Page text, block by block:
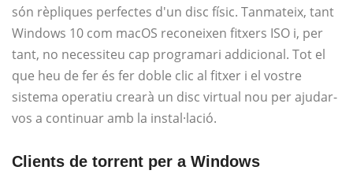
són rèpliques perfectes d'un disc físic. Tanmateix, tant
Windows 10 com macOS reconeixen fitxers ISO i, per
tant, no necessiteu cap programari addicional. Tot el
que heu de fer és fer doble clic al fitxer i el vostre
sistema operatiu crearà un disc virtual nou per ajudar-
vos a continuar amb la instal·lació.
Clients de torrent per a Windows